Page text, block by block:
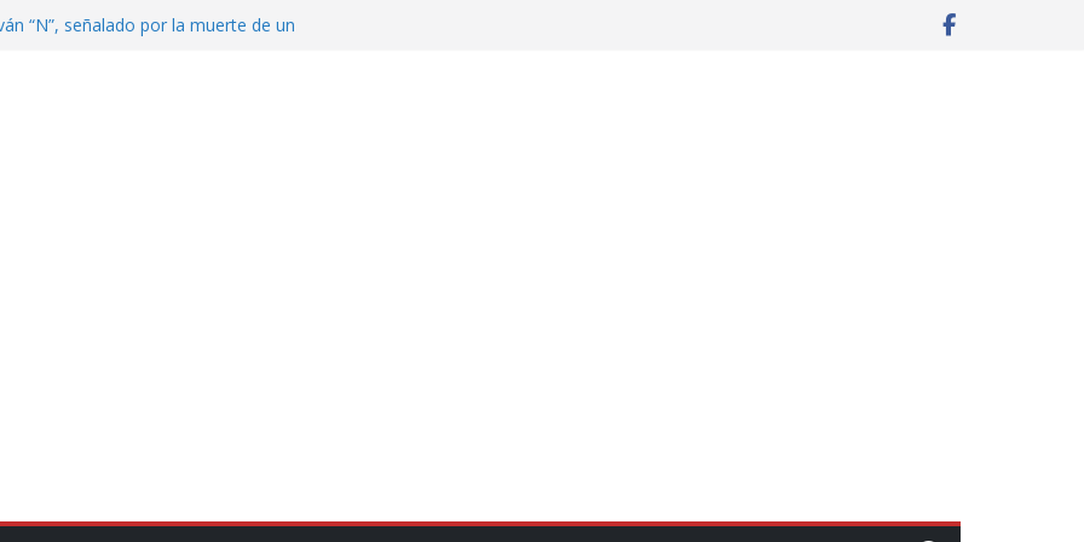
“N”, señalado por la muerte de un
Veracruz; aumentan a 33 los
secos